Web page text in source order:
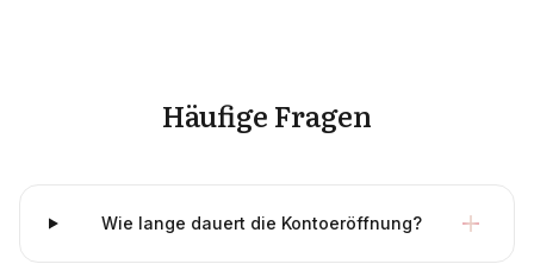
Häufige Fragen
Wie lange dauert die Kontoeröffnung?